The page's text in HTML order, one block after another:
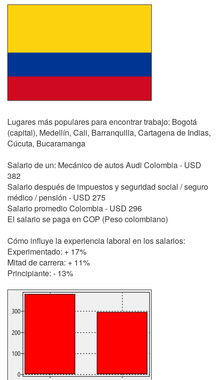
Lugares más populares para encontrar trabajo: Bogotá
(capital), Medellín, Cali, Barranquilla, Cartagena de Indias,
Cúcuta, Bucaramanga
Salario de un: Mecánico de autos Audi Colombia - USD
382
Salario después de impuestos y seguridad social / seguro
médico / pensión - USD 275
Salario promedio Colombia - USD 296
El salario se paga en COP (Peso colombiano)
Cómo influye la experiencia laboral en los salarios:
Experimentado: + 17%
Mitad de carrera: + 11%
Principiante: - 13%